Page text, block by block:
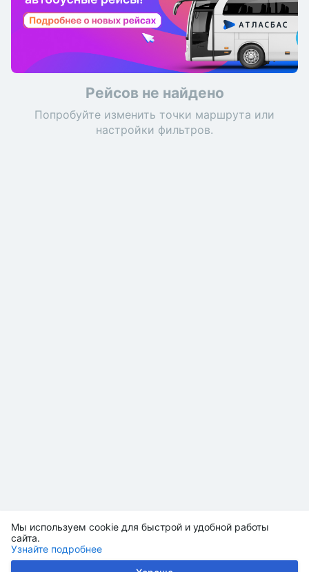
Мы используем cookie для быстрой и удобной работы
сайта.
Узнайте подробнее
Рейсов не найдено
Попробуйте изменить точки маршрута или
настройки фильтров.